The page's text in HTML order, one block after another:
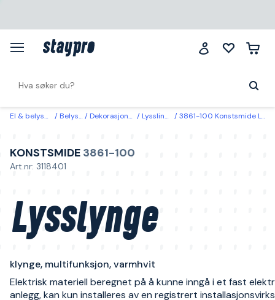
El & belysning Belysning Dekorasjonsbelysning Lysslinger & lysnett 3861-100 Konstsmide Lysslynge klynge, multifunksjon, varmhvit 4,3 m
KONSTSMIDE 3861-100
Art.nr: 3118401
Lysslynge
klynge, multifunksjon, varmhvit
Elektrisk materiell beregnet på å kunne inngå i et fast
anlegg, kan kun installeres av en registrert